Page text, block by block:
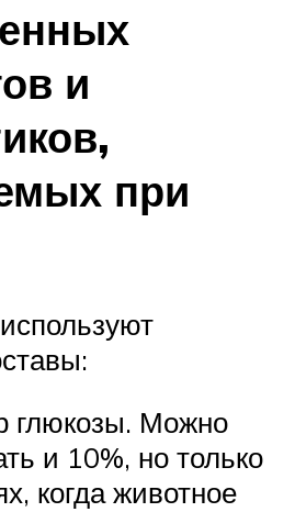
и
при
глюкозы. Можно
и 10%, но только
когда животное